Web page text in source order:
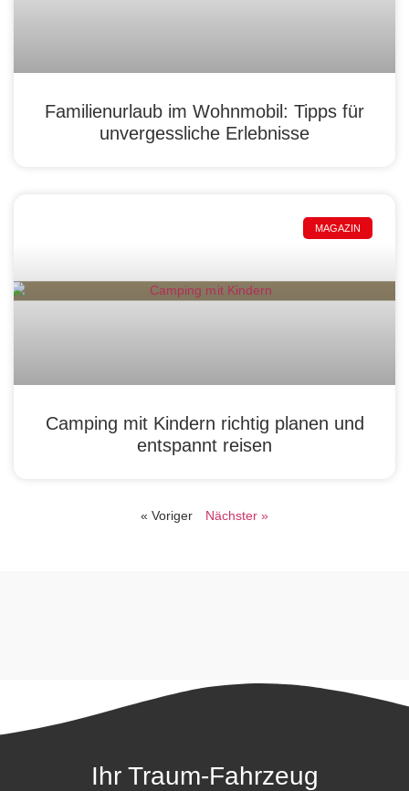
Familienurlaub im Wohnmobil: Tipps für
unvergessliche Erlebnisse
MAGAZIN
Camping mit Kindern richtig planen und
entspannt reisen
« Voriger Nächster »
Ihr Traum-Fahrzeug